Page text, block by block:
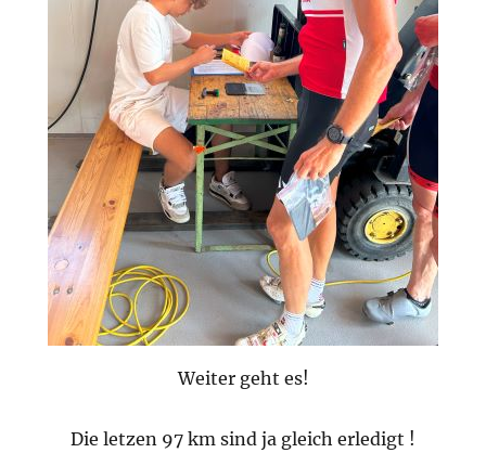
Weiter geht es!
Die letzen 97 km sind ja gleich erledigt !